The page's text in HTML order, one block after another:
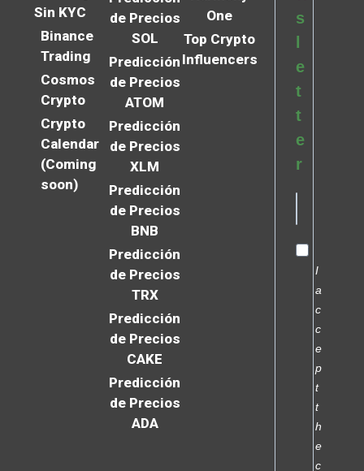
Sin KYC
Binance
Trading
Cosmos
Crypto
Crypto
Calendar
(Coming
soon)
de Precios
SOL
Predicción
de Precios
ATOM
Predicción
de Precios
XLM
Predicción
de Precios
BNB
Predicción
de Precios
TRX
Predicción
de Precios
CAKE
Predicción
de Precios
ADA
One
Top Crypto
Influencers
s
e
t
t
e
r
I
a
c
c
e
p
t
t
h
e
c